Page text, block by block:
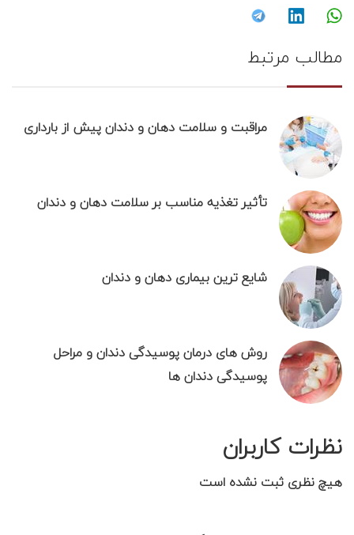
مطالب مرتبط
مراقبت‌ و سلامت دهان و دندان پیش از بارداری
تأثیر تغذیه مناسب بر سلامت دهان و دندان
شایع ترین بیماری دهان و دندان
روش های درمان پوسيدگی دندان و مراحل
پوسیدگی دندان ها
نظرات کاربران
هیچ نظری ثبت نشده است